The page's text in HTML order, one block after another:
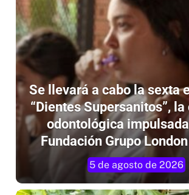
Se llevará a cabo la sexta
“Dientes Supersanitos”, la
odontológica
Fundación Grupo
5 de agosto de 2026